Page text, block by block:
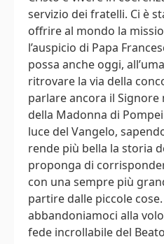
servizio dei fratelli. Ci è
offrire al mondo la
l’auspicio di Papa
possa anche oggi,
ritrovare la via della
parlare ancora il
della Madonna di
luce del Vangelo,
rende più bella la storia
proponga di
con una sempre più
partire dalle piccole
abbandoniamoci alla
fede incrollabile del